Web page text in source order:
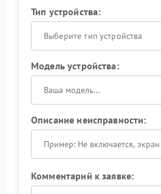
Тип устройства:
Выберите тип устройства
Модель устройства:
Описание неисправности:
Комментарий к заявке: